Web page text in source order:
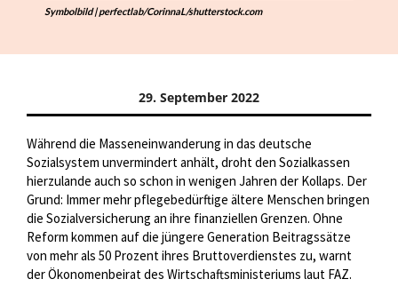
Symbolbild | perfectlab/CorinnaL/shutterstock.com
29. September 2022
Während die Masseneinwanderung in das deutsche
Sozialsystem unvermindert anhält, droht den Sozialkassen
hierzulande auch so schon in wenigen Jahren der Kollaps. Der
Grund: Immer mehr pflegebedürftige ältere Menschen bringen
die Sozialversicherung an ihre finanziellen Grenzen. Ohne
Reform kommen auf die jüngere Generation Beitragssätze
von mehr als 50 Prozent ihres Bruttoverdienstes zu, warnt
der Ökonomenbeirat des Wirtschaftsministeriums laut FAZ.